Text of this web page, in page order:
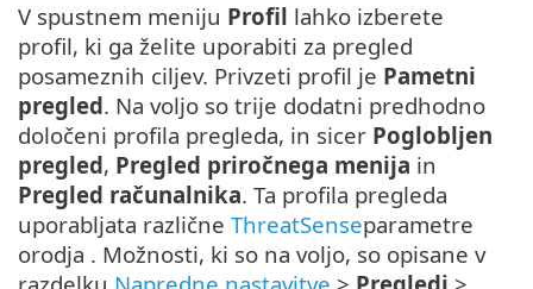
V spustnem meniju Profil lahko izberete
profil, ki ga želite uporabiti za pregled
posameznih ciljev. Privzeti profil je Pametni
pregled. Na voljo so trije dodatni predhodno
določeni profila pregleda, in sicer Poglobljen
pregled, Pregled priročnega menija in
Pregled računalnika. Ta profila pregleda
uporabljata različne ThreatSenseparametre
orodja . Možnosti, ki so na voljo, so opisane v